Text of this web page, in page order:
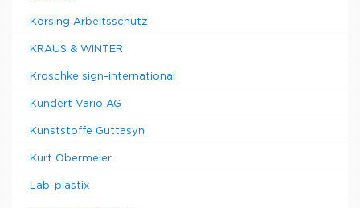
Korsing Arbeitsschutz
KRAUS & WINTER
Kroschke sign-international
Kundert Vario AG
Kunststoffe Guttasyn
Kurt Obermeier
Lab-plastix